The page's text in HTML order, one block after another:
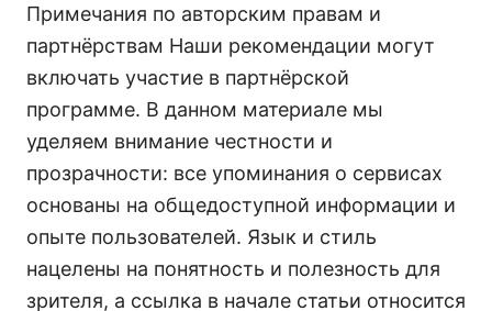
Примечания по авторским правам и
партнёрствам Наши рекомендации могут
включать участие в партнёрской
программе. В данном материале мы
уделяем внимание честности и
прозрачности: все упоминания о сервисах
основаны на общедоступной информации и
опыте пользователей. Язык и стиль
нацелены на понятность и полезность для
зрителя, а ссылка в начале статьи относится